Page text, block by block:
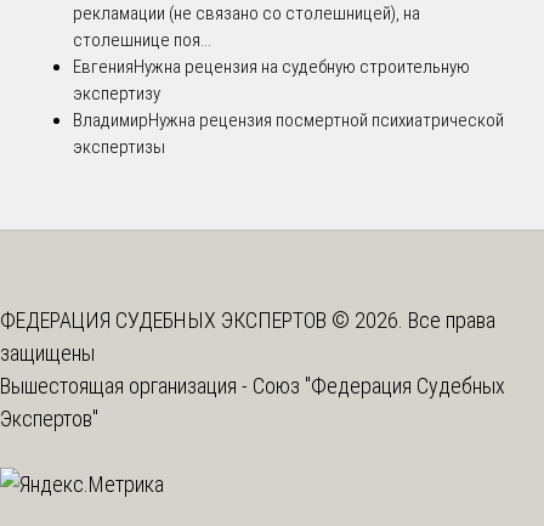
рекламации (не связано со столешницей), на
столешнице поя...
ЕвгенияНужна рецензия на судебную строительную
экспертизу
ВладимирНужна рецензия посмертной психиатрической
экспертизы
ФЕДЕРАЦИЯ СУДЕБНЫХ ЭКСПЕРТОВ © 2026. Все права
защищены
Вышестоящая организация - Союз "Федерация Судебных
Экспертов"